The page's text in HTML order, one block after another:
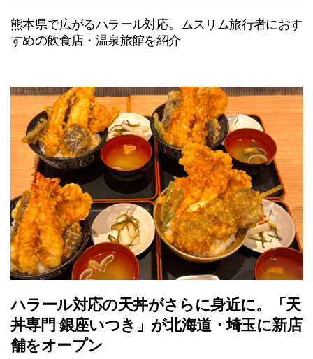
熊本県で広がるハラール対応。ムスリム旅行者におす
すめの飲食店・温泉旅館を紹介
ハラール対応の天丼がさらに身近に。「天
丼専門 銀座いつき」が北海道・埼玉に新店
舗をオープン